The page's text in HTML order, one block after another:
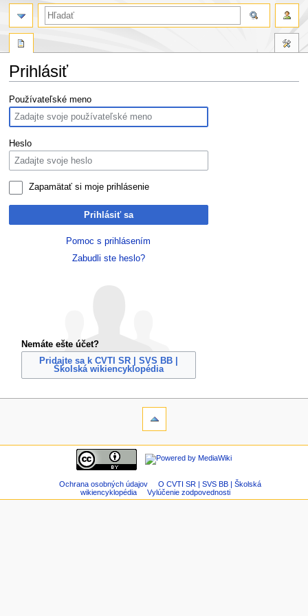
Prihlásiť
Skočit
na
navigaci
Skočit
na
vyhledávání
Používateľské meno
Heslo
Zapamätať si moje prihlásenie
Prihlásiť sa
Pomoc s prihlásením
Zabudli ste heslo?
Nemáte ešte účet?
Pridajte sa k CVTI SR | SVS BB |
Školská wikiencyklopédia
Ochrana osobných údajov
O CVTI SR | SVS BB | Školská
wikiencyklopédia
Vylúčenie zodpovednosti